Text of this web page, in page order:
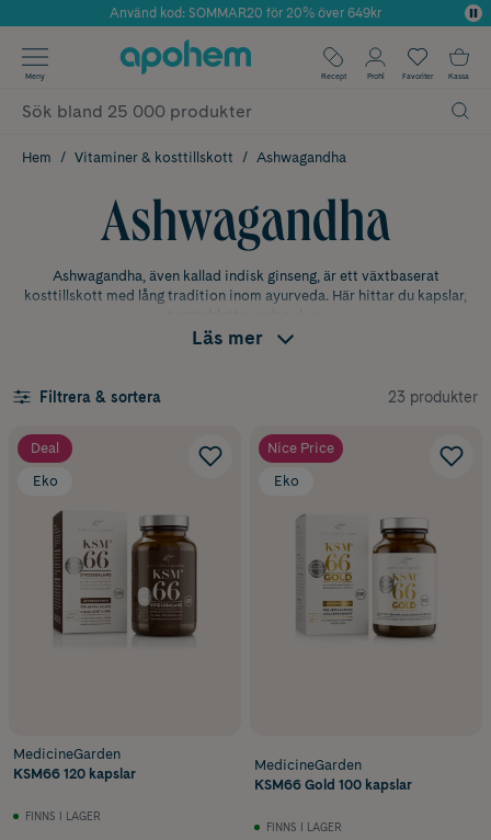
Årets Butik 2025 inom Skönhet
Använd kod: SOMMAR20 för 20% över 649kr
✓ Fri frakt
✓ Poäng på alla köp*
Meny Recept Profil Favoriter Kassa
Hem Vitaminer & kosttillskott Ashwagandha
Ashwagandha
Ashwagandha, även kallad indisk ginseng, är ett växtbaserat
kosttillskott med lång tradition inom ayurveda. Här hittar du kapslar,
tuggtabletter och pulver.
Ett smidigt val för dig som vill ha ett kosttillskott som är enkelt att
Ashwagandha pulver
Pulver passar dig som hellre blandar ashwagandha i smoothie,
Dosering och användning
Ashwagandha finns i olika styrkor och former. Följ alltid produktens
rekommenderade dagsdos och användning.
Läs mer
Filtrera & sortera 23 produkter
Deal
Eko
MedicineGarden
KSM66 120 kapslar
FINNS I LAGER
Nice Price
Eko
MedicineGarden
KSM66 Gold 100 kapslar
FINNS I LAGER